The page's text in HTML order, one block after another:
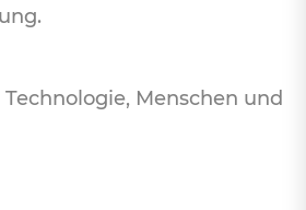
Menschen und